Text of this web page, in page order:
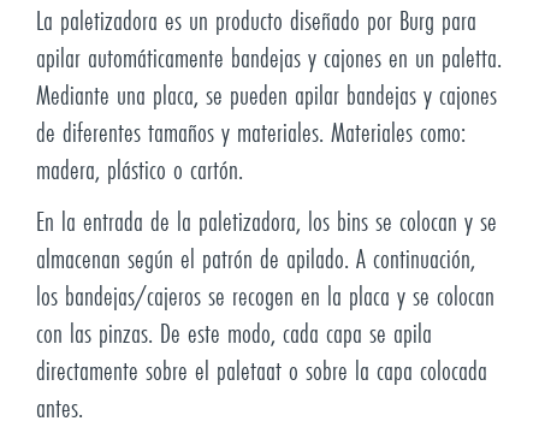
La paletizadora es un producto diseñado por Burg para
apilar automáticamente bandejas y cajones en un paletta.
Mediante una placa, se pueden apilar bandejas y cajones
de diferentes tamaños y materiales. Materiales como:
madera, plástico o cartón.
En la entrada de la paletizadora, los bins se colocan y se
almacenan según el patrón de apilado. A continuación,
los bandejas/cajeros se recogen en la placa y se colocan
con las pinzas. De este modo, cada capa se apila
directamente sobre el paletaat o sobre la capa colocada
antes.